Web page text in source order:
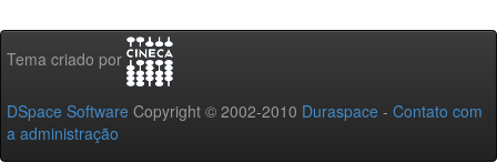
Tema criado por
DSpace Software Copyright © 2002-2010 Duraspace - Contato com
a administração